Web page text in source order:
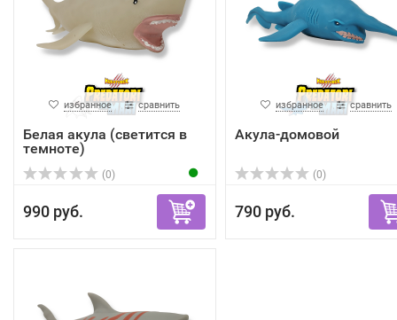
избранное сравнить
Белая акула (светится в
темноте)
(0)
990 руб.
избранное сравнить
Акула-домовой
(0)
790 руб.